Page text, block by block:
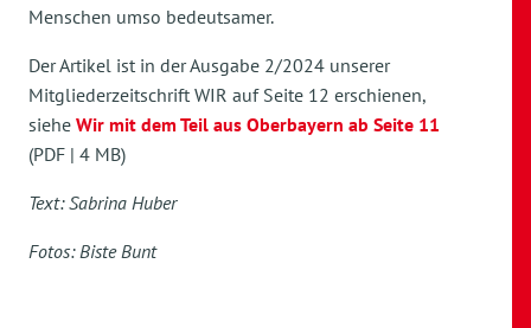
Menschen umso bedeutsamer.
Der Artikel ist in der Ausgabe 2/2024 unserer
Mitgliederzeitschrift WIR auf Seite 12 erschienen,
siehe Wir mit dem Teil aus Oberbayern ab Seite 11
(PDF | 4 MB)
Text: Sabrina Huber
Fotos: Biste Bunt